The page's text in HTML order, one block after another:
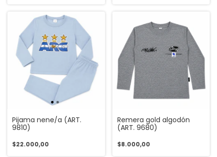
Pijama nene/a (ART.
9810)
$22.000,00
Remera gold algodón
(ART. 9680)
$8.000,00